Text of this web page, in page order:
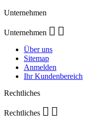
Unternehmen
Unternehmen  
Über uns
Sitemap
Anmelden
Ihr Kundenbereich
Rechtliches
Rechtliches  